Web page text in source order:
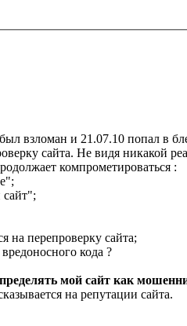
взломан и 21.07.10 попал в
сайта. Не видя никакой
компрометироваться :
на перепроверку сайта;
кода ?
мой сайт как
на репутации сайта.